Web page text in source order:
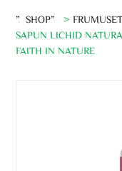
”SHOP” >
SAPUN LICHID
FAITH IN NATURE